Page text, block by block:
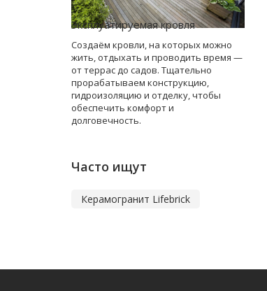
Эксплуатируемая кровля
Создаём кровли, на которых можно
жить, отдыхать и проводить время —
от террас до садов. Тщательно
прорабатываем конструкцию,
гидроизоляцию и отделку, чтобы
обеспечить комфорт и
долговечность.
Часто ищут
Керамогранит Lifebrick